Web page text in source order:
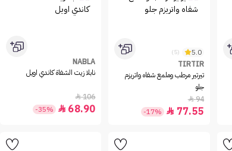
5.0
(5)
TIRTIR
تيرتير مرطب وملمع شفاه واتريزم
جلو
94

77.55

-17%
NABLA
نابلا زيت الشفاة كاندي اويل
106

68.90

-35%